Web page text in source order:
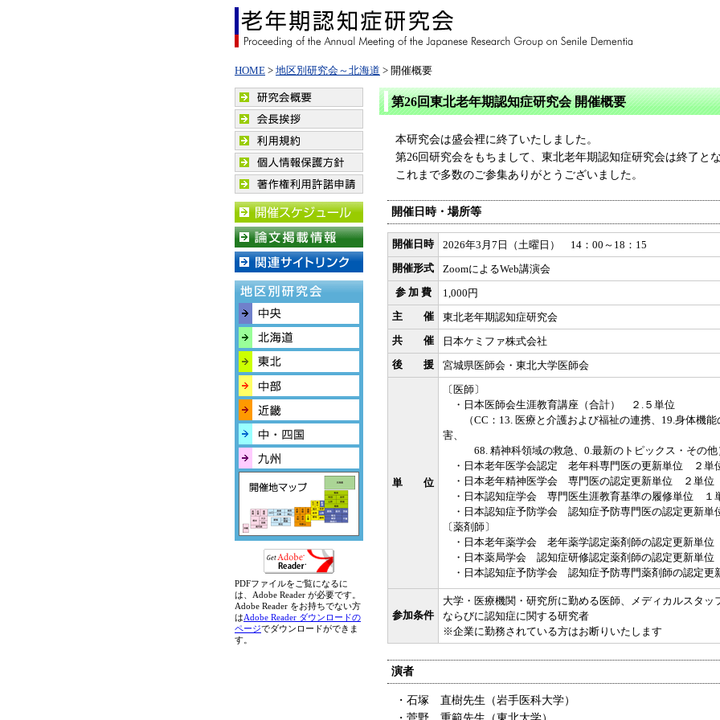
HOME > 地区別研究会～北海道 > 開催概要
第26回東北老年期認知症研究会 開催概要
本研究会は盛会裡に終了いたしました。
第26回研究会をもちまして、東北老年期認知症研究会は終了とな
これまで多数のご参集ありがとうございました。
開催日時・場所等
開催日時
2026年3月7日（土曜日） 14：00～18：15
開催形式
ZoomによるWeb講演会
参 加 費
1,000円
主 催
東北老年期認知症研究会
共 催
日本ケミファ株式会社
後 援
宮城県医師会・東北大学医師会
単 位
〔医師〕
・日本医師会生涯教育講座（合計） ２.５単位
（CC：13. 医療と介護および福祉の連携、19.身体機能
害、
68. 精神科領域の救急、0.最新のトピックス・その他
・日本老年医学会認定 老年科専門医の更新単位 ２単
・日本老年精神医学会 専門医の認定更新単位 ２単位
・日本認知症学会 専門医生涯教育基準の履修単位 １
・日本認知症予防学会 認知症予防専門医の認定更新
〔薬剤師〕
・日本老年薬学会 老年薬学認定薬剤師の認定更新単
・日本薬局学会 認知症研修認定薬剤師の認定更新単
・日本認知症予防学会 認知症予防専門薬剤師の認定
参加条件
大学・医療機関・研究所に勤める医師、メディカルスタッ
ならびに認知症に関する研究者
※企業に勤務されている方はお断りいたします
演者
・石塚 直樹先生（岩手医科大学）
PDFファイルをご覧になるに
は、Adobe Reader が必要です。
Adobe Reader をお持ちでない方
はAdobe Reader ダウンロードの
ページでダウンロードができま
す。